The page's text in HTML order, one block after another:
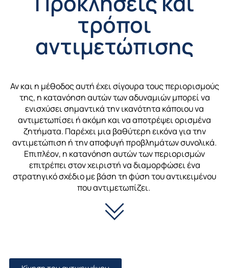
τρόποι
αντιμετώπισης
Αν και η μέθοδος αυτή έχει σίγουρα τους περιορισμούς
της, η κατανόηση αυτών των αδυναμιών μπορεί να
ενισχύσει σημαντικά την ικανότητα κάποιου να
αντιμετωπίσει ή ακόμη και να αποτρέψει ορισμένα
ζητήματα. Παρέχει μια βαθύτερη εικόνα για την
αντιμετώπιση ή την αποφυγή προβλημάτων συνολικά.
Επιπλέον, η κατανόηση αυτών των περιορισμών
επιτρέπει στον χειριστή να διαμορφώσει ένα
στρατηγικό σχέδιο με βάση τη φύση του αντικειμένου
που αντιμετωπίζει.